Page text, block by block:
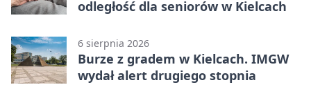
odległość dla seniorów w Kielcach
6 sierpnia 2026
Burze z gradem w Kielcach. IMGW
wydał alert drugiego stopnia